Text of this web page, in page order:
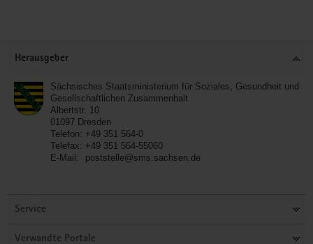
Herausgeber
Sächsisches Staatsministerium für Soziales, Gesundheit und
Gesellschaftlichen Zusammenhalt
Albertstr. 10
01097 Dresden
Telefon: +49 351 564-0
Telefax: +49 351 564-55060
E-Mail:
poststelle@sms.sachsen.de
Service
Verwandte Portale